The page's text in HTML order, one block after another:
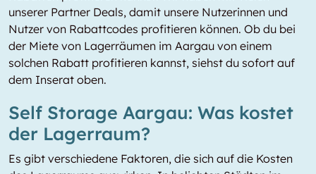
unserer Partner Deals, damit unsere Nutzerinnen und
Nutzer von Rabattcodes profitieren können. Ob du bei
der Miete von Lagerräumen im Aargau von einem
solchen Rabatt profitieren kannst, siehst du sofort auf
dem Inserat oben.
Self Storage Aargau: Was kostet
der Lagerraum?
Es gibt verschiedene Faktoren, die sich auf die Kosten